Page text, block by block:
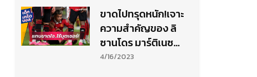
ขาดไปทรุดหนัก!เจาะ
ความสำคัญของ ลิ
ซานโดร มาร์ติเนซ
ต่อ แมนฯ ยูไนเต็ด
4/16/2023